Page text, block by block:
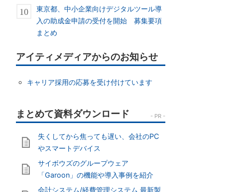
東京都、中小企業向けデジタルツール導
入の助成金申請の受付を開始 募集要項
まとめ
アイティメディアからのお知らせ
キャリア採用の応募を受け付けています
失くしてから焦っても遅い、会社のPC
やスマートデバイス
サイボウズのグループウェア
「Garoon」の機能や導入事例を紹介
会計システム/経費管理システム 最新製